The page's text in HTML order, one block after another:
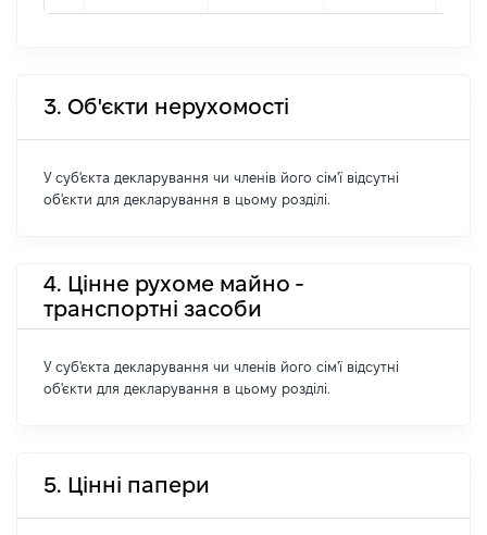
3. Об'єкти нерухомості
У суб'єкта декларування чи членів його сім'ї відсутні
об'єкти для декларування в цьому розділі.
4. Цінне рухоме майно -
транспортні засоби
У суб'єкта декларування чи членів його сім'ї відсутні
об'єкти для декларування в цьому розділі.
5. Цінні папери